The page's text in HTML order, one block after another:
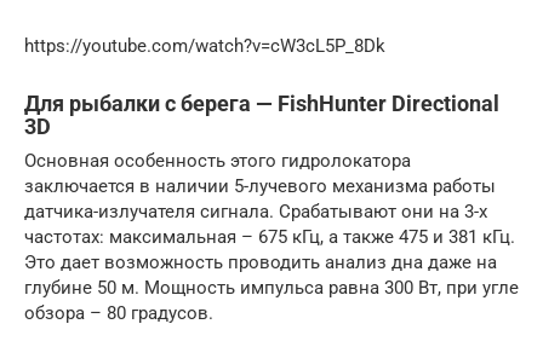
https://youtube.com/watch?v=cW3cL5P_8Dk
Для рыбалки с берега — FishHunter Directional
3D
Основная особенность этого гидролокатора
заключается в наличии 5-лучевого механизма работы
датчика-излучателя сигнала. Срабатывают они на 3-х
частотах: максимальная – 675 кГц, а также 475 и 381 кГц.
Это дает возможность проводить анализ дна даже на
глубине 50 м. Мощность импульса равна 300 Вт, при угле
обзора – 80 градусов.